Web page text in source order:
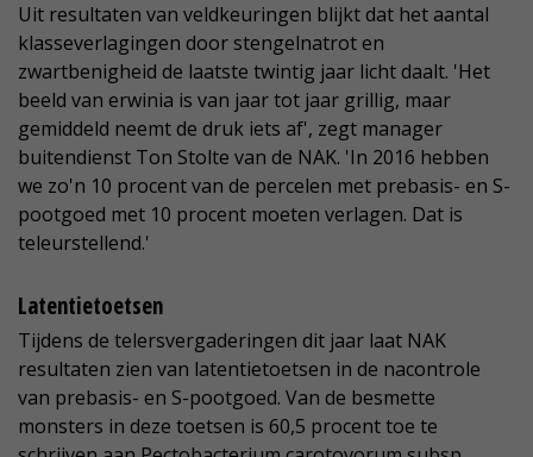
Uit resultaten van veldkeuringen blijkt dat het aantal
klasseverlagingen door stengelnatrot en
zwartbenigheid de laatste twintig jaar licht daalt. 'Het
beeld van erwinia is van jaar tot jaar grillig, maar
gemiddeld neemt de druk iets af', zegt manager
buitendienst Ton Stolte van de NAK. 'In 2016 hebben
we zo'n 10 procent van de percelen met prebasis- en S-
pootgoed met 10 procent moeten verlagen. Dat is
teleurstellend.'
Latentietoetsen
Tijdens de telersvergaderingen dit jaar laat NAK
resultaten zien van latentietoetsen in de nacontrole
van prebasis- en S-pootgoed. Van de besmette
monsters in deze toetsen is 60,5 procent toe te